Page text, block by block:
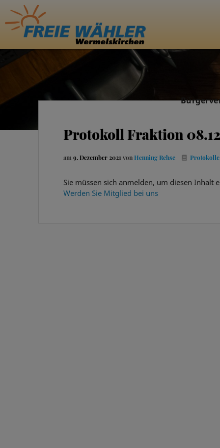
Protokoll Fraktion
am9. Dezember 2021 von Henning Rehse
Sie müssen sich anmelden, um diesen Inhalt
Werden Sie Mitglied bei uns